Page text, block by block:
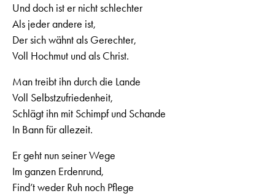
Und doch ist er nicht schlechter
Als jeder andere ist,
Der sich wähnt als Gerechter,
Voll Hochmut und als Christ.
Man treibt ihn durch die Lande
Voll Selbstzufriedenheit,
Schlägt ihn mit Schimpf und Schande
In Bann für allezeit.
Er geht nun seiner Wege
Im ganzen Erdenrund,
Find’t weder Ruh noch Pflege